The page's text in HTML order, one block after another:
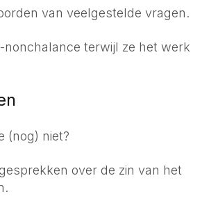
van veelgestelde vragen.
nonchalance terwijl ze het werk
(nog) niet?
over de zin van het